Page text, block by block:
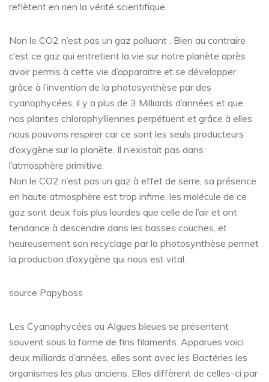
reflètent en rien la vérité scientifique.
Non le CO2 n’est pas un gaz polluant . Bien au contraire
c’est ce gaz qui entretient la vie sur notre planète après
avoir permis à cette vie d’apparaitre et se développer
grâce à l’invention de la photosynthèse par des
cyanophycées, il y a plus de 3 Milliards d’années et que
nos plantes chlorophylliennes perpétuent et grâce à elles
nous pouvons respirer car ce sont les seuls producteurs
d’oxygène sur la planète. Il n’existait pas dans
l’atmosphère primitive.
Non le CO2 n’est pas un gaz à effet de serre, sa présence
en haute atmosphère est trop infime, les molécule de ce
gaz sont deux fois plus lourdes que celle de l’air et ont
tendance à descendre dans les basses couches, et
heureusement son recyclage par la photosynthèse permet
la production d’oxygène qui nous est vital.
source Papyboss
Les Cyanophycées ou Algues bleues se présentent
souvent sous la forme de fins filaments. Apparues voici
deux milliards d’années, elles sont avec les Bactéries les
organismes les plus anciens. Elles diffèrent de celles-ci par